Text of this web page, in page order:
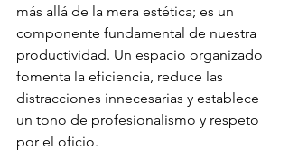
más allá de la mera estética; es un
componente fundamental de nuestra
productividad. Un espacio organizado
fomenta la eficiencia, reduce las
distracciones innecesarias y establece
un tono de profesionalismo y respeto
por el oficio.